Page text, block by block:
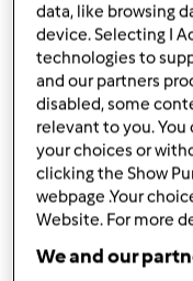
Bułka tarta
100gramy
pokrojonego na
data, like browsing
device. Selecting I
technologies to
and our partners
disabled, some
relevant to you.
your choices or
clicking the Show
webpage .Your
Website. For more
We and our